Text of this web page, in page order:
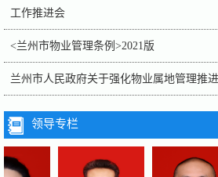
工作推进会
<兰州市物业管理条例>2021版
兰州市人民政府关于强化物业属地管理推
领导专栏